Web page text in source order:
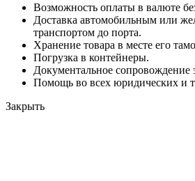
Возможность оплаты в валюте
Доставка автомобильным или
транспортом до порта.
Хранение товара в месте его
Погрузка в контейнеры.
Документальное сопровождение
Помощь во всех юридических и
Закрыть